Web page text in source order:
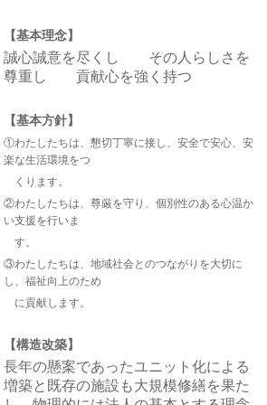
【基本理念】
誠心誠意を尽くし その人らしさを
尊重し 貢献心を強く持つ
【基本方針】
①わたしたちは、懇切丁寧に接し、安全で安心、安
楽な生活環境をつ
くります。
②わたしたちは、尊厳を守り、個別性のある心温か
い支援を行いま
す。
③わたしたちは、地域社会とのつながりを大切に
し、福祉向上のため
に貢献します。
【構造改築】
長年の懸案であったユニット化による
増築と既存の施設も大規模修繕を果た